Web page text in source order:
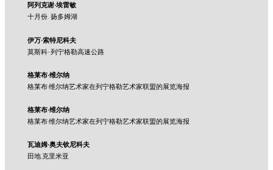
阿列克谢·埃雷敏
十月份. 扬多姆湖
伊万·索特尼科夫
莫斯科-列宁格勒高速公路
格莱布·维尔纳
格莱布·维尔纳艺术家在列宁格勒艺术家联盟的展览海报
格莱布·维尔纳
格莱布·维尔纳艺术家在列宁格勒艺术家联盟的展览海报
瓦迪姆·奥夫钦尼科夫
田地.克里米亚